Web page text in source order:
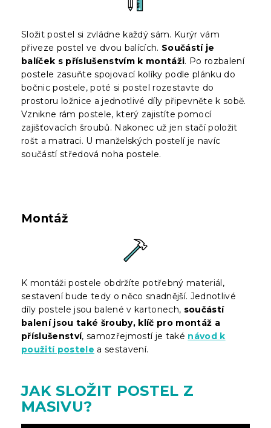
Složit postel si zvládne každý sám. Kurýr vám
přiveze postel ve dvou balících. Součástí je
balíček s příslušenstvím k montáži. Po rozbalení
postele zasuňte spojovací kolíky podle plánku do
bočnic postele, poté si postel rozestavte do
prostoru ložnice a jednotlivé díly připevněte k sobě.
Vznikne rám postele, který zajistíte pomocí
zajišťovacích šroubů. Nakonec už jen stačí položit
rošt a matraci. U manželských postelí je navíc
součástí středová noha postele.
Montáž
K montáži postele obdržíte potřebný materiál,
sestavení bude tedy o něco snadnější. Jednotlivé
díly postele jsou balené v kartonech, součástí
balení jsou také šrouby, klíč pro montáž a
příslušenství, samozřejmostí je také návod k
použití postele a sestavení.
JAK SLOŽIT POSTEL Z
MASIVU?